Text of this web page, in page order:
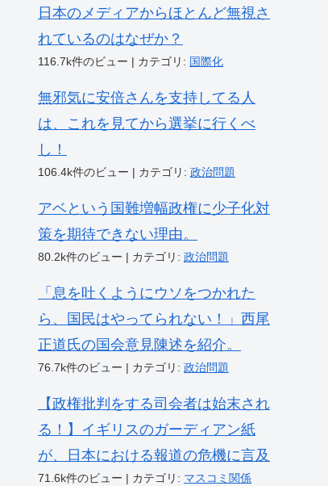
日本のメディアからほとんど無視さ
れているのはなぜか？
116.7k件のビュー | カテゴリ: 国際化
無邪気に安倍さんを支持してる人
は、これを見てから選挙に行くべ
し！
106.4k件のビュー | カテゴリ: 政治問題
アベという国難増幅政権に少子化対
策を期待できない理由。
80.2k件のビュー | カテゴリ: 政治問題
「息を吐くようにウソをつかれた
ら、国民はやってられない！」西尾
正道氏の国会意見陳述を紹介。
76.7k件のビュー | カテゴリ: 政治問題
【政権批判をする司会者は始末され
る！】イギリスのガーディアン紙
が、日本における報道の危機に言及
71.6k件のビュー | カテゴリ: マスコミ関係